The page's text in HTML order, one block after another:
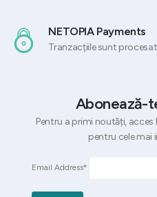
NETOPIA Payments
Tranzacțiile sunt
Abonează-
Pentru a primi noutăți,
pentru cele
Email Address*